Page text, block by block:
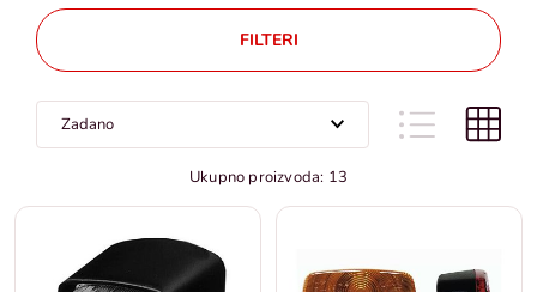
FILTERI
Ukupno proizvoda: 13